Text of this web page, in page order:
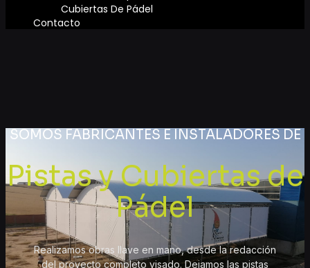
Cubiertas De Pádel
Contacto
SOMOS FABRICANTES E INSTALADORES DE
Pistas y Cubiertas de
Pádel
Realizamos obras llave en mano, desde la redacción
del proyecto completo visado. Dejamos las pistas